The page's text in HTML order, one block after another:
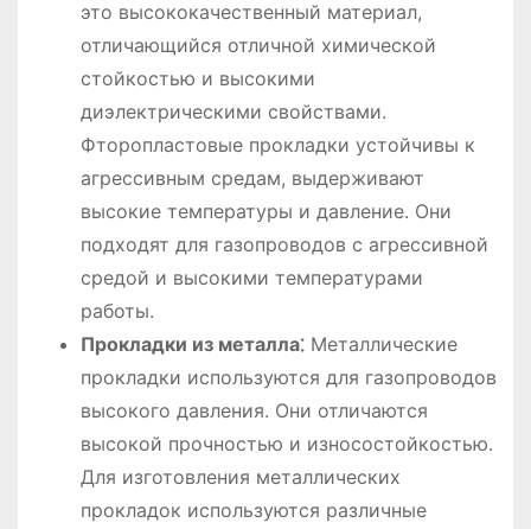
это высококачественный материал,
отличающийся отличной химической
стойкостью и высокими
диэлектрическими свойствами.
Фторопластовые прокладки устойчивы к
агрессивным средам, выдерживают
высокие температуры и давление. Они
подходят для газопроводов с агрессивной
средой и высокими температурами
работы.
Прокладки из металла⁚Металлические
прокладки используются для газопроводов
высокого давления. Они отличаются
высокой прочностью и износостойкостью.
Для изготовления металлических
прокладок используются различные